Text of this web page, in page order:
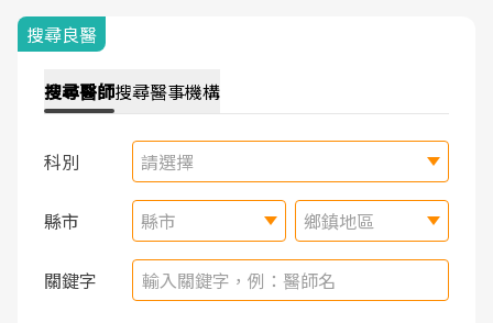
搜尋良醫
搜尋醫師搜尋醫事機構
科別 請選擇
縣市 縣市 鄉鎮地區
關鍵字